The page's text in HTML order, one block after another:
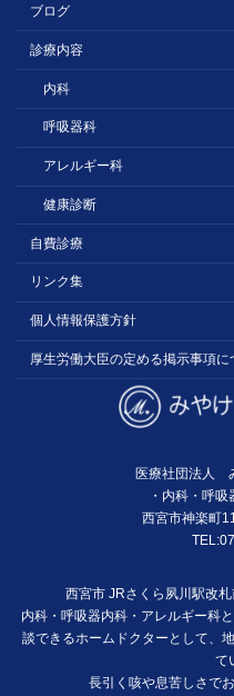
ブログ
診療内容
内科
呼吸器科
アレルギー科
健康診断
自費診療
リンク集
個人情報保護方針
厚生労働大臣の定める掲示事項に
医療社団法人
・内科・呼
西宮市神楽町
西宮市 JRさくら夙川駅改
内科・呼吸器内科・アレルギー科
談できるホームドクターとして、
て
長引く咳や息苦しさで